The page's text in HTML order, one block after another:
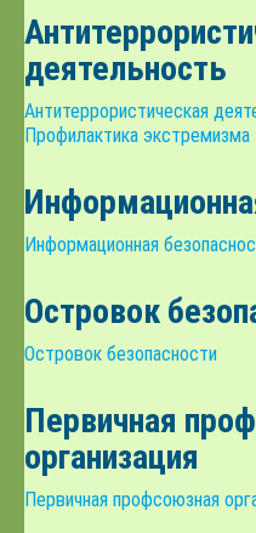
деятельность
Антитеррористическая
Профилактика экстремизма
Информационная
Островок
Островок безопасности
Первичная
организация
Первичная профсоюзная